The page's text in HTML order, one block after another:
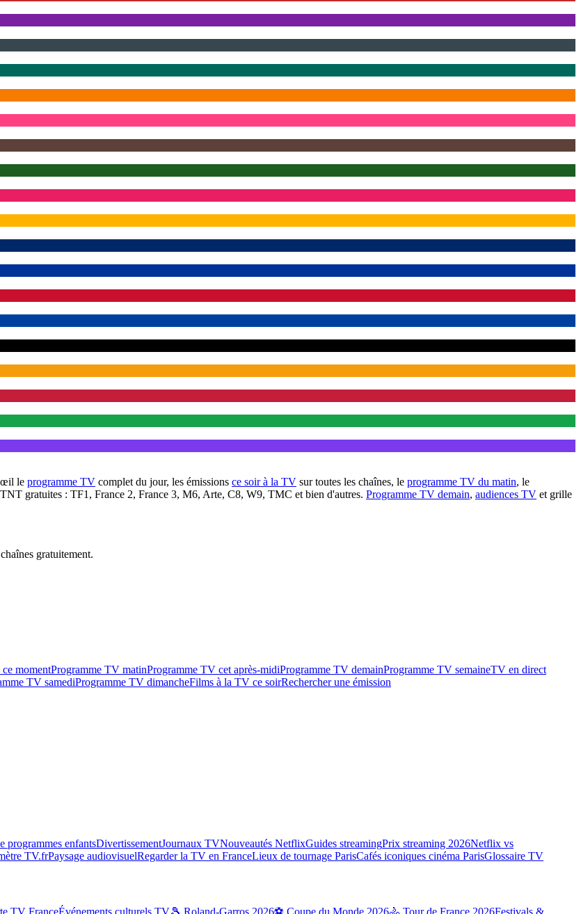
le programme TV complet du jour, les émissions ce soir à la TV sur toutes les chaînes, le programme TV du matin, le
gratuites : TF1, France 2, France 3, M6, Arte, C8, W9, TMC et bien d'autres. Programme TV demain, audiences TV et grille
gratuitement.
momentProgramme TV matinProgramme TV cet après-midiProgramme TV demainProgramme TV semaineTV en direct
TV samediProgramme TV dimancheFilms à la TV ce soirRechercher une émission
programmes enfantsDivertissementJournaux TVNouveautés NetflixGuides streamingPrix streaming 2026Netflix vs
TV.frPaysage audiovisuelRegarder la TV en FranceLieux de tournage ParisCafés iconiques cinéma ParisGlossaire TV